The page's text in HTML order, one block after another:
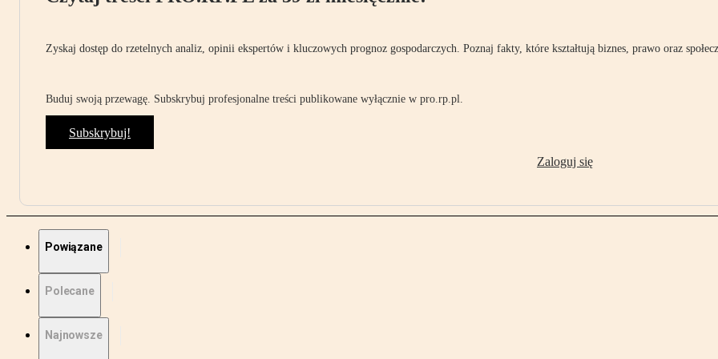
Zyskaj dostęp do rzetelnych analiz, opinii ekspertów i kluczowych prognoz gospodarczych. Poznaj fakty, które kształtują biznes, prawo oraz
Buduj swoją przewagę. Subskrybuj profesjonalne treści publikowane wyłącznie w pro.rp.pl.
Subskrybuj!
Zaloguj się
Powiązane
Polecane
Najnowsze